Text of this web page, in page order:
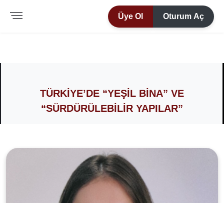
Üye Ol Oturum Aç
TÜRKIYE’DE “YEŞIL BINA” VE
“SÜRDÜRÜLEBILIR YAPILAR”